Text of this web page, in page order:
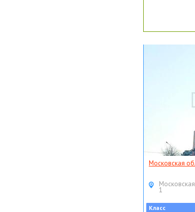
Московская
1
Класс